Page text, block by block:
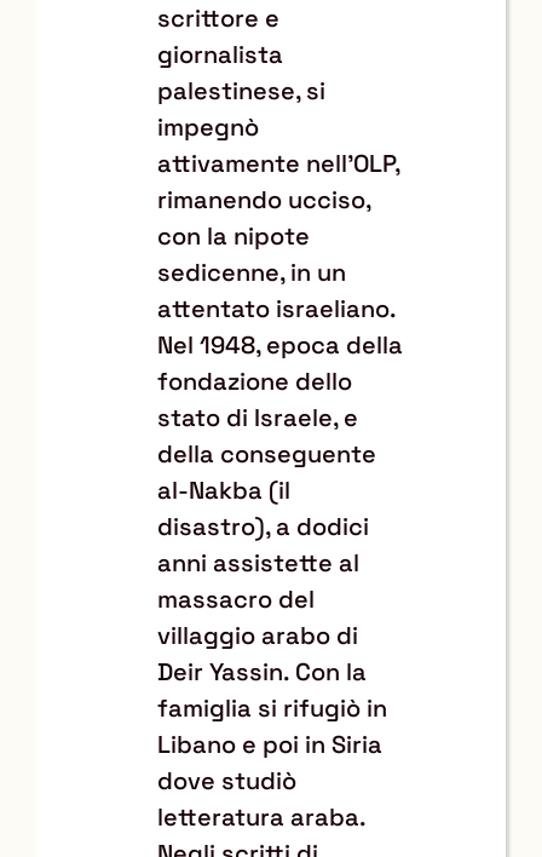
scrittore e
giornalista
palestinese, si
impegnò
attivamente nell’OLP,
rimanendo ucciso,
con la nipote
sedicenne, in un
attentato israeliano.
Nel 1948, epoca della
fondazione dello
stato di Israele, e
della conseguente
al-Nakba (il
disastro), a dodici
anni assistette al
massacro del
villaggio arabo di
Deir Yassin. Con la
famiglia si rifugiò in
Libano e poi in Siria
dove studiò
letteratura araba.